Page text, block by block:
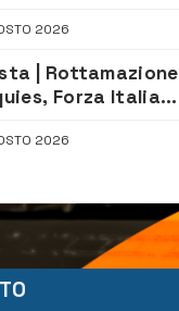
tra fede e
2026
| Rottamazione
Forza Italia
è nostra»
2026